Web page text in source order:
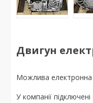
Двигун
У компанії